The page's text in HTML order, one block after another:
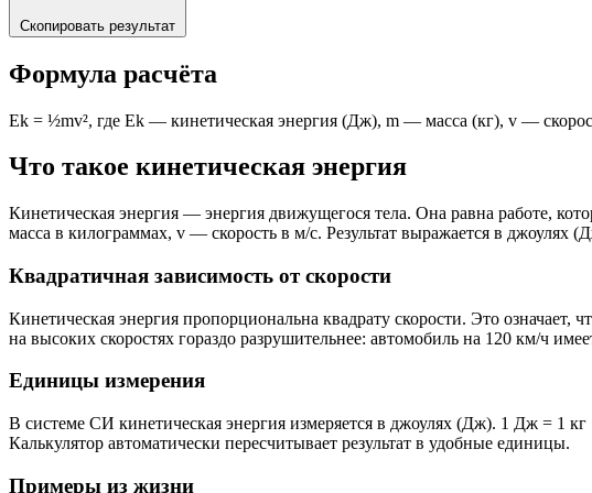
Скопировать результат
Формула расчёта
Ek = ½mv², где Ek — кинетическая энергия (Дж), m — масса (кг), v —
Что такое кинетическая энергия
Кинетическая энергия — энергия движущегося тела. Она равна работе,
масса в килограммах, v — скорость в м/с. Результат выражается в джоулях
Квадратичная зависимость от скорости
Кинетическая энергия пропорциональна квадрату скорости. Это
на высоких скоростях гораздо разрушительнее: автомобиль на 120 км/ч
Единицы измерения
В системе СИ кинетическая энергия измеряется в джоулях (Дж). 1 Дж = 1
Калькулятор автоматически пересчитывает результат в удобные единицы.
Примеры из жизни